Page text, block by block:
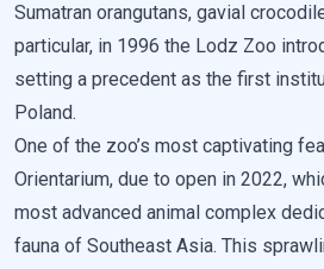
Sumatran orangutans, gavial
particular, in 1996 the Lodz Zoo
setting a precedent as the first
Poland.
One of the zoo’s most captivating
Orientarium, due to open in 2022,
most advanced animal complex
fauna of Southeast Asia. This
Маркетинг
Маркетинговые файлы cookie
отслеживания пользователей на
является показ рекламы, которая
для конкретных пользователей, и
Неклассифицированные